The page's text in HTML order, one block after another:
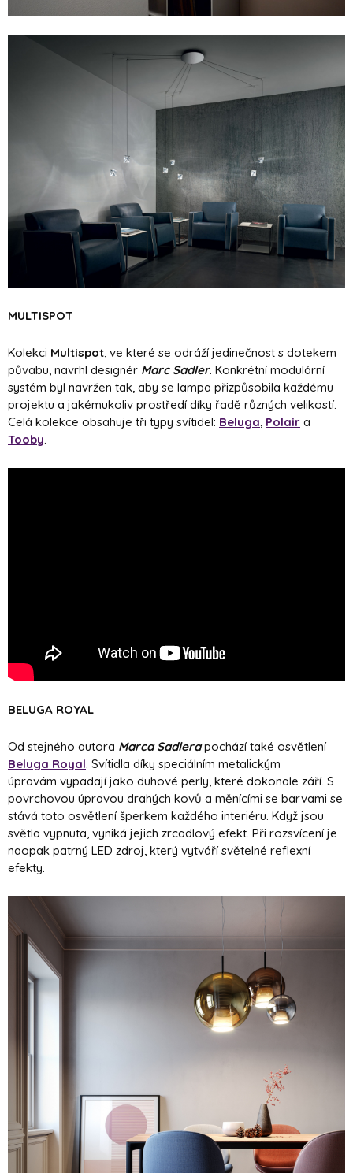
MULTISPOT
Kolekci Multispot, ve které se odráží jedinečnost s dotekem
půvabu, navrhl designér Marc Sadler. Konkrétní modulární
systém byl navržen tak, aby se lampa přizpůsobila každému
projektu a jakémukoliv prostředí díky řadě různých velikostí.
Celá kolekce obsahuje tři typy svítidel: Beluga, Polair a
Tooby.
BELUGA ROYAL
Od stejného autora Marca Sadlerapochází také osvětlení
Beluga Royal. Svítidla díky speciálním metalickým
úpravám vypadají jako duhové perly, které dokonale září. S
povrchovou úpravou drahých kovů a měnícími se barvami se
stává toto osvětlení šperkem každého interiéru. Když jsou
světla vypnuta, vyniká jejich zrcadlový efekt. Při rozsvícení je
naopak patrný LED zdroj, který vytváří světelné reflexní
efekty.